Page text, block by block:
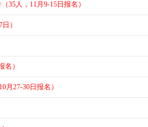
35人，11月9-15日报名）
）
名）
月27-30日报名）